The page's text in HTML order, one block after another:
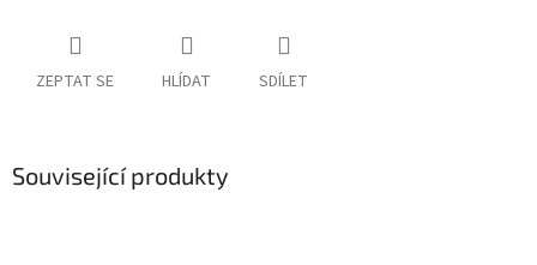
ZEPTAT SE HLÍDAT SDÍLET
Související produkty